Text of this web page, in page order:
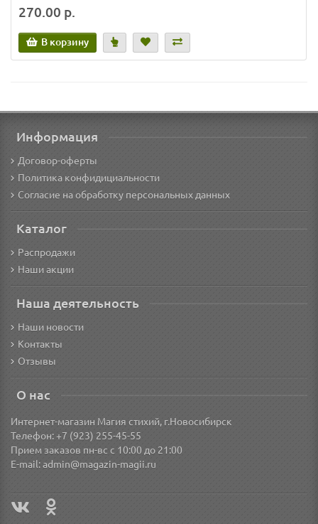
270.00 р.
В корзину
Информация
Договор-оферты
Политика конфидициальности
Согласие на обработку персональных данных
Каталог
Распродажи
Наши акции
Наша деятельность
Наши новости
Контакты
Отзывы
О нас
Интернет-магазин Магия стихий, г.Новосибирск
Телефон: +7 (923) 255-45-55
Прием заказов пн-вс с 10:00 до 21:00
E-mail:admin@magazin-magii.ru